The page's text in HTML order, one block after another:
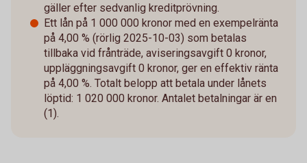
gäller efter sedvanlig kreditprövning.
Ett lån på 1 000 000 kronor med en exempelränta
på 4,00 % (rörlig 2025-10-03) som betalas
tillbaka vid frånträde, aviseringsavgift 0 kronor,
uppläggningsavgift 0 kronor, ger en effektiv ränta
på 4,00 %. Totalt belopp att betala under lånets
löptid: 1 020 000 kronor. Antalet betalningar är en
(1).​